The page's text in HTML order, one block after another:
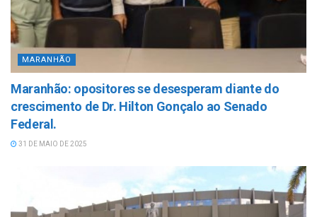
MARANHÃO
Maranhão: opositores se desesperam diante do
crescimento de Dr. Hilton Gonçalo ao Senado
Federal.
31 DE MAIO DE 2025